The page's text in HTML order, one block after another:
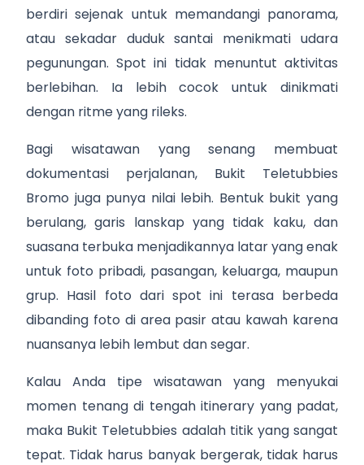
berdiri sejenak untuk memandangi panorama,
atau sekadar duduk santai menikmati udara
pegunungan. Spot ini tidak menuntut aktivitas
berlebihan. Ia lebih cocok untuk dinikmati
dengan ritme yang rileks.
Bagi wisatawan yang senang membuat
dokumentasi perjalanan, Bukit Teletubbies
Bromo juga punya nilai lebih. Bentuk bukit yang
berulang, garis lanskap yang tidak kaku, dan
suasana terbuka menjadikannya latar yang enak
untuk foto pribadi, pasangan, keluarga, maupun
grup. Hasil foto dari spot ini terasa berbeda
dibanding foto di area pasir atau kawah karena
nuansanya lebih lembut dan segar.
Kalau Anda tipe wisatawan yang menyukai
momen tenang di tengah itinerary yang padat,
maka Bukit Teletubbies adalah titik yang sangat
tepat. Tidak harus banyak bergerak, tidak harus